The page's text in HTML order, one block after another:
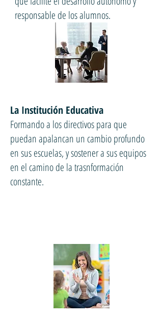
responsable de los alumnos.
La Institución Educativa
Formando a los directivos para que
puedan apalancan un cambio profundo
en sus escuelas, y sostener a sus equipos
en el camino de la trasnformación
constante.